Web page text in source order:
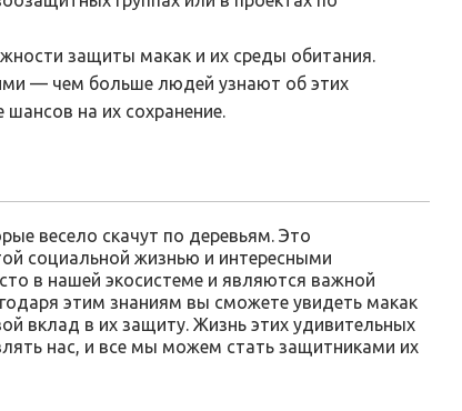
защиты макак и их среды обитания.
— чем больше людей узнают об этих
на их сохранение.
весело скачут по деревьям. Это
социальной жизнью и интересными
в нашей экосистеме и являются важной
этим знаниям вы сможете увидеть макак
вклад в их защиту. Жизнь этих удивительных
нас, и все мы можем стать защитниками их